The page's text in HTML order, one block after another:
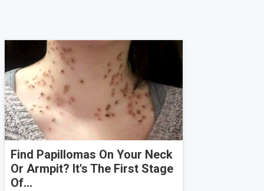
Find Papillomas On Your Neck
Or Armpit? It's The First Stage
Of...